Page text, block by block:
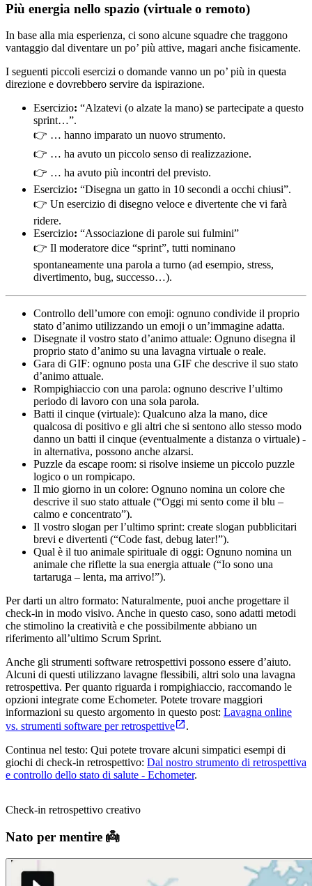
Più energia nello spazio (virtuale o remoto)
In base alla mia esperienza, ci sono alcune squadre che traggono
vantaggio dal diventare un po’ più attive, magari anche fisicamente.
I seguenti piccoli esercizi o domande vanno un po’ più in questa
direzione e dovrebbero servire da ispirazione.
Esercizio: “Alzatevi (o alzate la mano) se partecipate a questo
sprint…”.
👉 … hanno imparato un nuovo strumento.
👉 … ha avuto un piccolo senso di realizzazione.
👉 … ha avuto più incontri del previsto.
Esercizio: “Disegna un gatto in 10 secondi a occhi chiusi”.
👉 Un esercizio di disegno veloce e divertente che vi farà
ridere.
Esercizio: “Associazione di parole sui fulmini”
👉 Il moderatore dice “sprint”, tutti nominano
spontaneamente una parola a turno (ad esempio, stress,
divertimento, bug, successo…).
Controllo dell’umore con emoji: ognuno condivide il proprio
stato d’animo utilizzando un emoji o un’immagine adatta.
Disegnate il vostro stato d’animo attuale: Ognuno disegna il
proprio stato d’animo su una lavagna virtuale o reale.
Gara di GIF: ognuno posta una GIF che descrive il suo stato
d’animo attuale.
Rompighiaccio con una parola: ognuno descrive l’ultimo
periodo di lavoro con una sola parola.
Batti il cinque (virtuale): Qualcuno alza la mano, dice
qualcosa di positivo e gli altri che si sentono allo stesso modo
danno un batti il cinque (eventualmente a distanza o virtuale) -
in alternativa, possono anche alzarsi.
Puzzle da escape room: si risolve insieme un piccolo puzzle
logico o un rompicapo.
Il mio giorno in un colore: Ognuno nomina un colore che
descrive il suo stato attuale (“Oggi mi sento come il blu –
calmo e concentrato”).
Il vostro slogan per l’ultimo sprint: create slogan pubblicitari
brevi e divertenti (“Code fast, debug later!”).
Qual è il tuo animale spirituale di oggi: Ognuno nomina un
animale che riflette la sua energia attuale (“Io sono una
tartaruga – lenta, ma arrivo!”).
Per darti un altro formato: Naturalmente, puoi anche progettare il
check-in in modo visivo. Anche in questo caso, sono adatti metodi
che stimolino la creatività e che possibilmente abbiano un
riferimento all’ultimo Scrum Sprint.
Anche gli strumenti software retrospettivi possono essere d’aiuto.
Alcuni di questi utilizzano lavagne flessibili, altri solo una lavagna
retrospettiva. Per quanto riguarda i rompighiaccio, raccomando le
opzioni integrate come Echometer. Potete trovare maggiori
informazioni su questo argomento in questo post: Lavagna online
vs. strumenti software per retrospettive
.
Continua nel testo: Qui potete trovare alcuni simpatici esempi di
giochi di check-in retrospettivo: Dal nostro strumento di retrospettiva
e controllo dello stato di salute - Echometer.
Check-in retrospettivo creativo
Nato per mentire 👼